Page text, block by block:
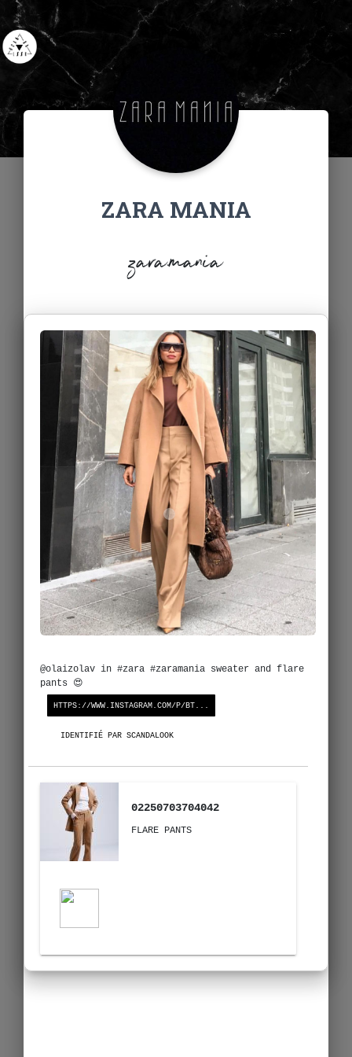
ZARA MANIA
zara.mania
@olaizolav in #zara #zaramania sweater and flare
pants 😍
HTTPS://WWW.INSTAGRAM.COM/P/BT...
IDENTIFIÉ PAR SCANDALOOK
02250703704042
FLARE PANTS